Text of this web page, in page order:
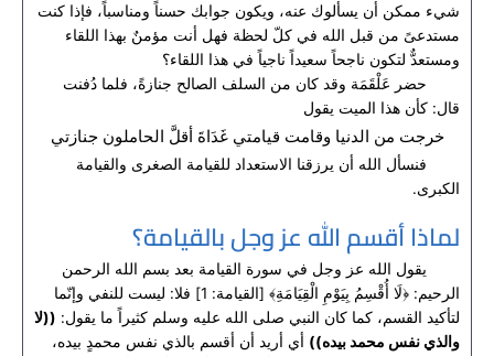
شيء ممكن أن يسألوك عنه، ويكون جوابك حسناً ومناسباً، فإذا كنت
مستدعىً من قبل الله في كلّ لحظة فهل أنت مؤمنٌ بهذا اللقاء
ومستعدٌّ لتكون ناجحاً سعيداً ناجياً في هذا اللقاء؟
حضر عَلْقَمَة وقد كان من السلف الصالح جنازةً، فلما دُفنت
قال: كأن هذا الميت يقول
خرجت من الدنيا وقامت قيامتي غَدَاةَ أقلَّ الحاملون جنازتي
فنسأل الله أن يرزقنا الاستعداد للقيامة الصغرى والقيامة
الكبرى.
لماذا أقسم الله عز وجل بالقيامة؟
يقول الله عز وجل في سورة القيامة بعد بسم الله الرحمن
الرحيم: ﴿لَا أُقْسِمُ بِيَوْمِ الْقِيَامَةِ﴾ [القيامة: 1] فلا: ليست للنفي وإنّما
لتأكيد القسم، كما كان النبي صلى الله عليه وسلم كثيراً ما يقول: ((لا
والذي نفس محمد بيده)) أي أريد أن أقسم بالذي نفس محمدٍ بيده،